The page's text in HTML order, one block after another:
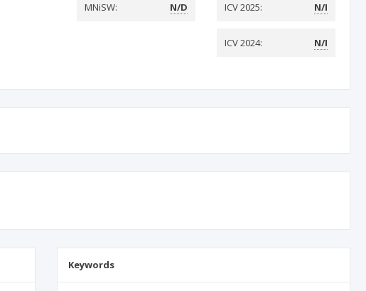
MNiSW: N/D ICV 2025: N/I
ICV 2024: N/I
Keywords